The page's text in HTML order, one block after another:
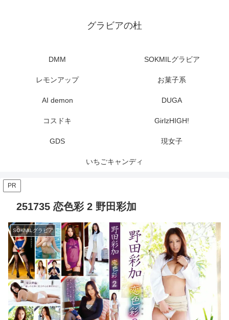
グラビアの杜
DMM SOKMILグラビア
レモンアップ お菓子系
AI demon DUGA
コスドキ GirlzHIGH!
GDS 現女子
いちごキャンディ
PR
251735 恋色彩 2 野田彩加
SOKMILグラビア